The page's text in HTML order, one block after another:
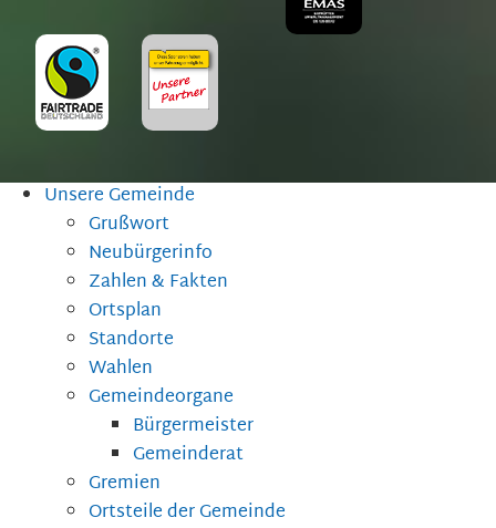
Unsere Gemeinde
Grußwort
Neubürgerinfo
Zahlen & Fakten
Ortsplan
Standorte
Wahlen
Gemeindeorgane
Bürgermeister
Gemeinderat
Gremien
Ortsteile der Gemeinde